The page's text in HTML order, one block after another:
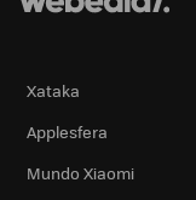
Xataka
Applesfera
Mundo Xiaomi